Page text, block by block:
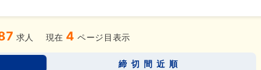
求人 現在 4 ページ目表示
締切間近順